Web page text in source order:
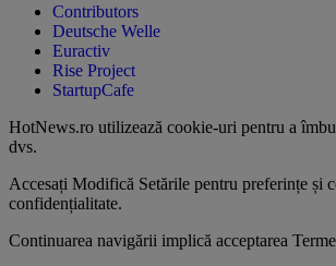
Contributors
Deutsche Welle
Euractiv
Rise Project
StartupCafe
HotNews.ro utilizează cookie-uri pentru a
dvs.
Accesați Modifică Setările pentru preferințe și
confidențialitate.
Continuarea navigării implică acceptarea